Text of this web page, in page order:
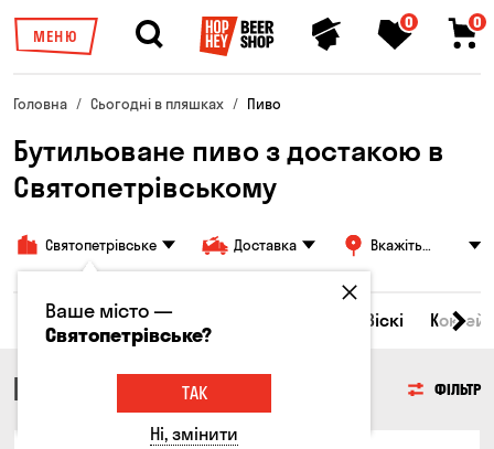
МЕНЮ
0 0
Головна Сьогодні в пляшках Пиво
Бутильоване пиво з достакою в
Святопетрівському
Святопетрівське Доставка
Вкажіть
Всі товари Пиво Віскі
ПИВО ФІЛЬТР
Ваше місто —
Святопетрівське?
ТАК
Ні, змінити